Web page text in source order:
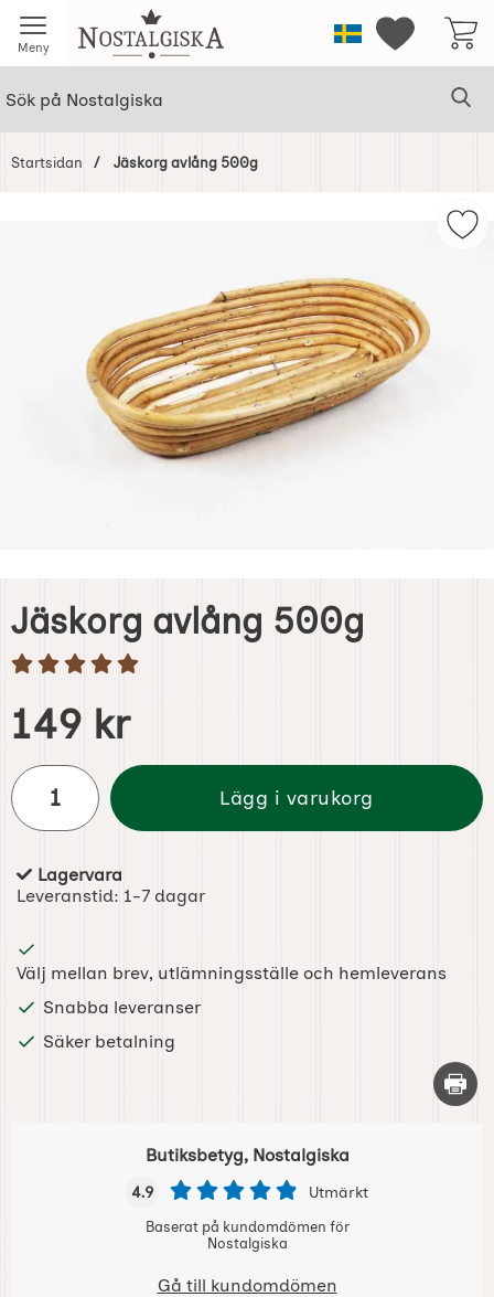
Meny Startsidan för NostalgiskaSverigeMina
Startsidan Jäskorg avlång 500g
Jäskorg avlång 500g
Handla denna produkt Jäskorg avlång 500g
pris
149 kr
antal
Lägg i varukorg
Tillgänglighet:
Lagervara
Leveranstid: 1-7 dagar
Välj mellan brev, utlämningsställe och hemleverans
Snabba leveranser
Säker betalning
Skriv
Butiksbetyg, Nostalgiska
4.9 Utmärkt
Baserat på kundomdömen för
Nostalgiska
Gå till kundomdömen